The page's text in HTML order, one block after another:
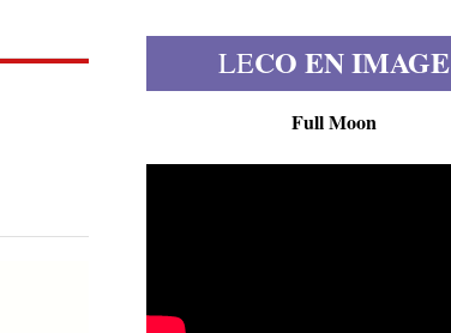
LECO EN IMAGE
Full Moon